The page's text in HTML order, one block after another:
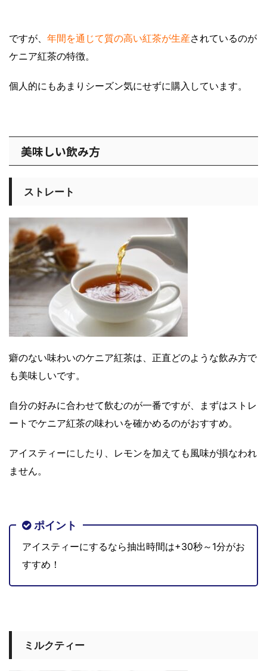
ですが、 年間を通じて質の高い紅茶が生産されているのが
ケニア紅茶の特徴。
個人的にもあまりシーズン気にせずに購入しています。
美味しい飲み方
ストレート
癖のない味わいのケニア紅茶は、正直どのような飲み方で
も美味しいです。
自分の好みに合わせて飲むのが一番ですが、まずはストレ
ートでケニア紅茶の味わいを確かめるのがおすすめ。
アイスティーにしたり、レモンを加えても風味が損なわれ
ません。
ポイント
アイスティーにするなら抽出時間は+30秒～1分がお
すすめ！
ミルクティー